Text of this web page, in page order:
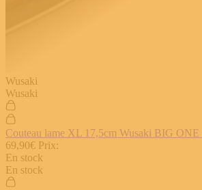
Wusaki
Wusaki
Couteau lame XL 17,5cm Wusaki BIG ONE
69,90€ Prix:
En stock
En stock